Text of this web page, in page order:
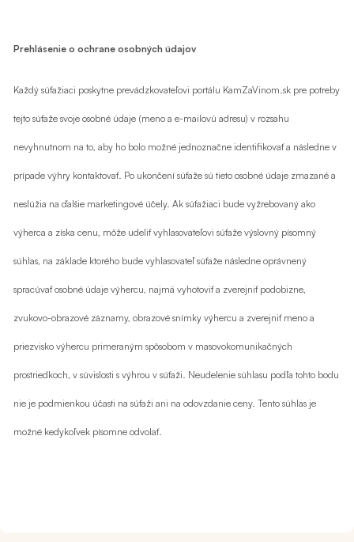
Prehlásenie o ochrane osobných údajov
Každý súťažiaci poskytne prevádzkovateľovi portálu KamZaVinom.sk pre potreby
tejto súťaže svoje osobné údaje (meno a e-mailovú adresu) v rozsahu
nevyhnutnom na to, aby ho bolo možné jednoznačne identifikovať a následne v
prípade výhry kontaktovať. Po ukončení súťaže sú tieto osobné údaje zmazané a
neslúžia na ďalšie marketingové účely. Ak súťažiaci bude vyžrebovaný ako
výherca a získa cenu, môže udeliť vyhlasovateľovi súťaže výslovný písomný
súhlas, na základe ktorého bude vyhlasovateľ súťaže následne oprávnený
spracúvať osobné údaje výhercu, najmä vyhotoviť a zverejniť podobizne,
zvukovo-obrazové záznamy, obrazové snímky výhercu a zverejniť meno a
priezvisko výhercu primeraným spôsobom v masovokomunikačných
prostriedkoch, v súvislosti s výhrou v súťaži. Neudelenie súhlasu podľa tohto bodu
nie je podmienkou účasti na súťaži ani na odovzdanie ceny. Tento súhlas je
možné kedykoľvek písomne odvolať.